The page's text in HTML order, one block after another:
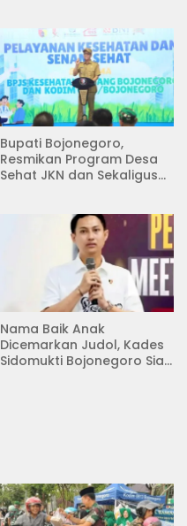
Bupati Bojonegoro,
Resmikan Program Desa
Sehat JKN dan Sekaligus
Nama Baik Anak
Dicemarkan Judol, Kades
Sidomukti Bojonegoro Siap